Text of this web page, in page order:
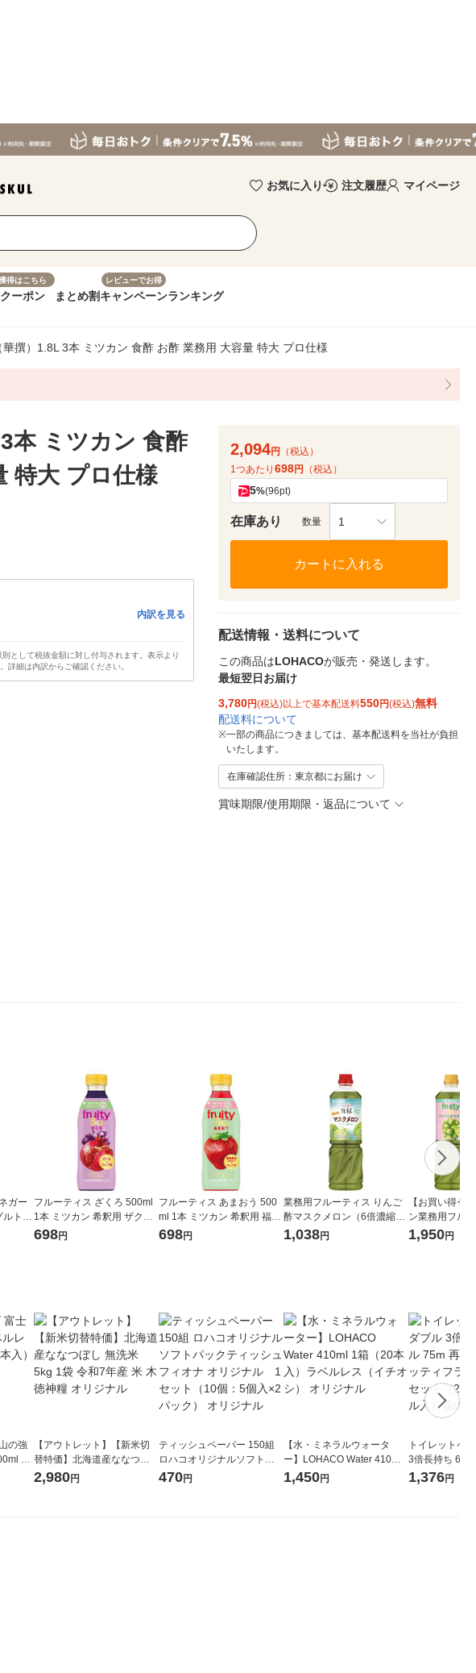
お気に入り 注文履歴 マイページ
得はこちら
クーポン まとめ割
レビューでお得
キャンペーンランキング
華撰）1.8L 3本 ミツカン 食酢 お酢 業務用 大容量 特大 プロ仕様
本 ミツカン 食酢
特大 プロ仕様
内訳を見る
として税抜金額に対し付与されます。表示より
詳細は内訳からご確認ください。
2,094円
（税込）
1つあたり 698円 （税込）
5%(96pt)
在庫あり 数量 1
カートに入れる
配送情報・送料について
この商品はLOHACOが販売・発送します。
最短翌日お届け
3,780円(税込)以上で基本配送料550円(税込)無料
配送料について
※一部の商品につきましては、基本配送料を当社が負担
いたします。
在庫確認住所：東京都にお届け
賞味期限/使用期限・返品について
ガー
ト 5
酢 リ
フルーティス ざくろ 500ml
1本 ミツカン 希釈用 ザクロ
飲むお酢 ビネガードリンク
698円
フルーティス あまおう 500
ml 1本 ミツカン 希釈用 福岡
県産あまおう いちご 飲むお
698円
業務用フルーティス りんご
酢マスクメロン（6倍濃縮タ
イプ）1000ml 1個 ミツカン
大容量 飲むお酢 リンゴ酢
1,038円
【お買い得セ
ン業務用フル
産果汁シリー
シャインマス
1,950円
の強
1
【アウトレット】【新米切
替特価】北海道産ななつぼ
し 無洗米 5kg 1袋 令和7年産
米 木徳神糧 オリジナル
2,980円
ティッシュペーパー 150組
ロハコオリジナルソフトパ
ックティッシュ フィオナ オ
470円
【水・ミネラルウォータ
ー】LOHACO Water 410ml
1箱（20本入）ラベルレス
（イチオシ） オリジナル
1,450円
トイレットペ
3倍長持ち 6ロール
紙配合 スコッ
パック 1セッ
1,376円